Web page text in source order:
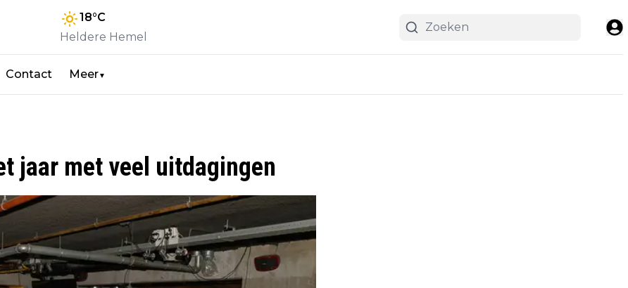
18°C
Heldere Hemel
Contact Meer▼
jaar met veel uitdagingen